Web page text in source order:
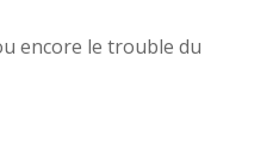
encore le trouble du